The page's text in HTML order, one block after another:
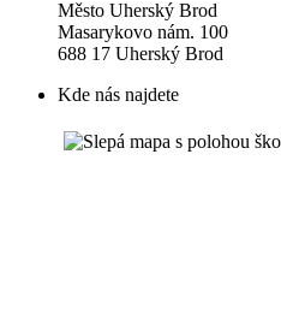
Město Uherský Brod
Masarykovo nám. 100
688 17 Uherský Brod
Kde nás najdete